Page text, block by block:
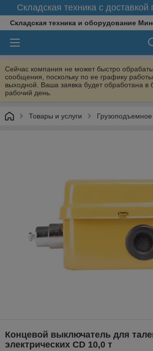
Складская техника с доставкой
Складская техника и оборудование
Сейчас компания не может быстро
сообщения, поскольку по ее графику
выходной. Ваша заявка будет обработана в
рабочий день.
Товары и услуги
Концевой выключатель для
электрических CD 10,0 т